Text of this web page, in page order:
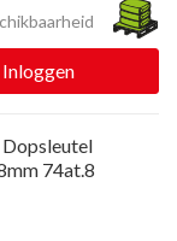
Inloggen
74at.8